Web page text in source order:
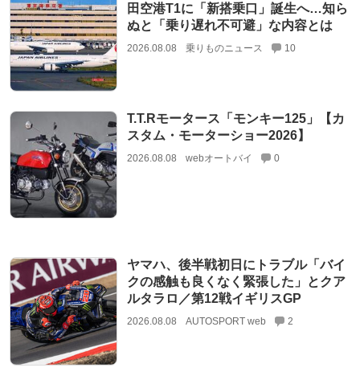
田空港T1に「新搭乗口」誕生へ…知ら
ぬと「乗り遅れ不可避」な内容とは
2026.08.08 乗りものニュース 10
T.T.Rモータース「モンキー125」【カ
スタム・モーターショー2026】
2026.08.08 webオートバイ 0
ヤマハ、後半戦初日にトラブル「バイ
クの感触も良くなく緊張した」とクア
ルタラロ／第12戦イギリスGP
2026.08.08 AUTOSPORT web 2